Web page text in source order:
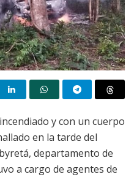
y con un cuerpo
en la tarde del
departamento de
a cargo de agentes de